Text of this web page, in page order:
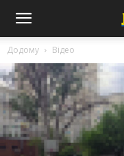
Додому Відео